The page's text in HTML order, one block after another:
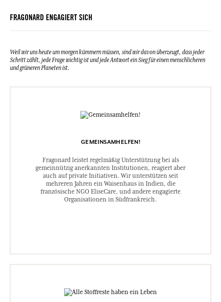
FRAGONARD ENGAGIERT SICH
Weil wir uns heute um morgen kümmern müssen, sind wir davon überzeugt, dass jeder
Schritt zählt, jede Frage wichtig ist und jede Antwort ein Sieg für einen menschlicheren
und grüneren Planeten ist.
GEMEINSAMHELFEN!
Fragonard leistet regelmäßig Unterstützung bei als
gemeinnützig anerkannten Institutionen, reagiert aber
auch auf private Initiativen. Wir unterstützen seit
mehreren Jahren ein Waisenhaus in Indien, die
französische NGO EliseCare, und andere engagierte
Organisationen in Südfrankreich.